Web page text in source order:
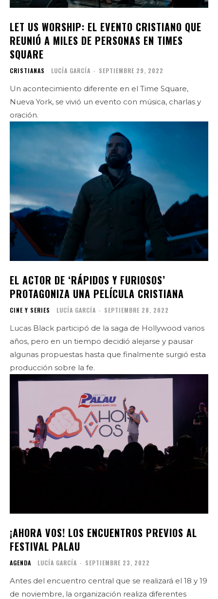
LET US WORSHIP: EL EVENTO CRISTIANO QUE
REUNIÓ A MILES DE PERSONAS EN TIMES
SQUARE
CRISTIANAS LUCÍA GARCÍA - SEPTIEMBRE 29, 2022
Un acontecimiento diferente en el Time Square,
Nueva York, se vivió un evento con música, charlas y
oración.
EL ACTOR DE ‘RÁPIDOS Y FURIOSOS’
PROTAGONIZA UNA PELÍCULA CRISTIANA
CINE Y SERIES LUCÍA GARCÍA - SEPTIEMBRE 28, 2022
Lucas Black participó de la saga de Hollywood varios
años, pero en un tiempo decidió alejarse y pausar
algunas propuestas hasta que finalmente surgió esta
producción sobre la fe.
¡AHORA VOS! LOS ENCUENTROS PREVIOS AL
FESTIVAL PALAU
AGENDA LUCÍA GARCÍA - SEPTIEMBRE 23, 2022
Antes del encuentro central que se realizará el 18 y 19
de noviembre, la organización realiza diferentes